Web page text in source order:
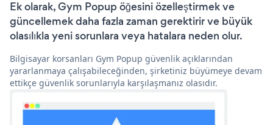
Ek olarak, Gym Popup öğesini özelleştirmek ve
güncellemek daha fazla zaman gerektirir ve büyük
olasılıkla yeni sorunlara veya hatalara neden olur.
Bilgisayar korsanları Gym Popup güvenlik açıklarından
yararlanmaya çalışabileceğinden, şirketiniz büyümeye devam
ettikçe güvenlik sorunlarıyla karşılaşmanız olasıdır.